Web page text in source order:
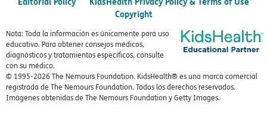
Copyright
Nota: Toda la información es únicamente para uso
educativo. Para obtener consejos médicos,
diagnósticos y tratamientos específicos, consulte
con su médico.
© 1995-2026 The Nemours Foundation. KidsHealth® es una marca comercial
registrada de The Nemours Foundation. Todos los derechos reservados.
Imágenes obtenidas de The Nemours Foundation y Getty Images.